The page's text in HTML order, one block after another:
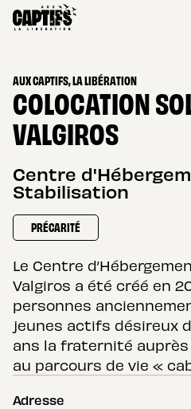
AUX CAPTIFS, LA LIBÉRATION
COLOCATION
VALGIROS
Centre
Stabilisation
PRÉCARITÉ
Le Centre
Valgiros a été créé en
personnes
jeunes actifs désireux
ans la fraternité
au parcours de vie «
Adresse